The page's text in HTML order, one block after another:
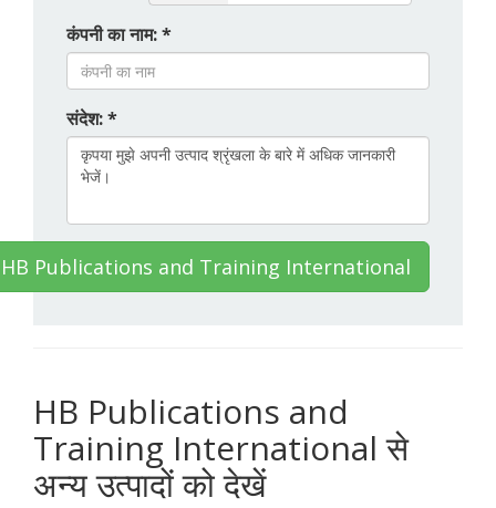
कंपनी का नाम: *
संदेश: *
HB Publications and Training International
HB Publications and
Training International से
अन्य उत्पादों को देखें